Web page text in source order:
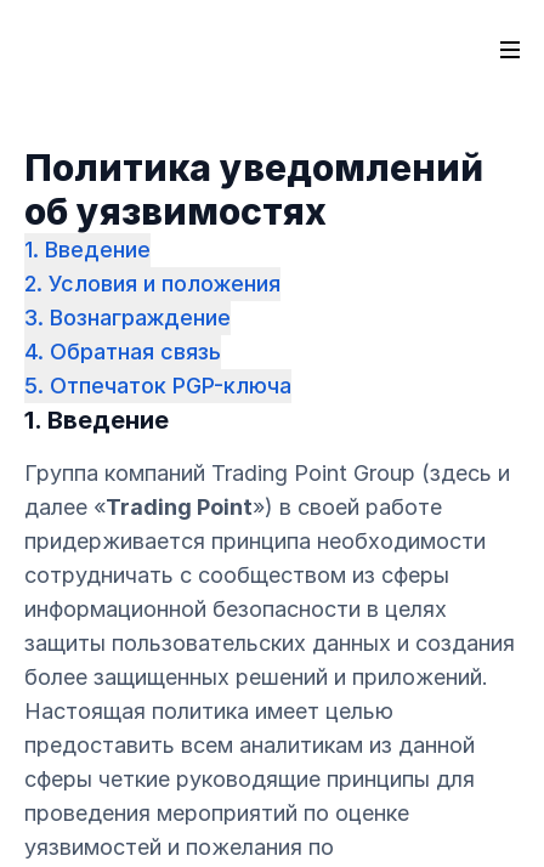
Политика уведомлений
об уязвимостях
1. Введение
2. Условия и положения
3. Вознаграждение
4. Обратная связь
5. Отпечаток PGP-ключа
1. Введение
Группа компаний Trading Point Group (здесь и
далее «Trading Point») в своей работе
придерживается принципа необходимости
сотрудничать с сообществом из сферы
информационной безопасности в целях
защиты пользовательских данных и создания
более защищенных решений и приложений.
Настоящая политика имеет целью
предоставить всем аналитикам из данной
сферы четкие руководящие принципы для
проведения мероприятий по оценке
уязвимостей и пожелания по